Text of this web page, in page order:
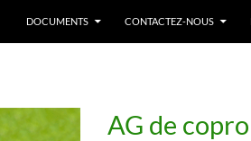
DOCUMENTS CONTACTEZ-NOUS
AG de